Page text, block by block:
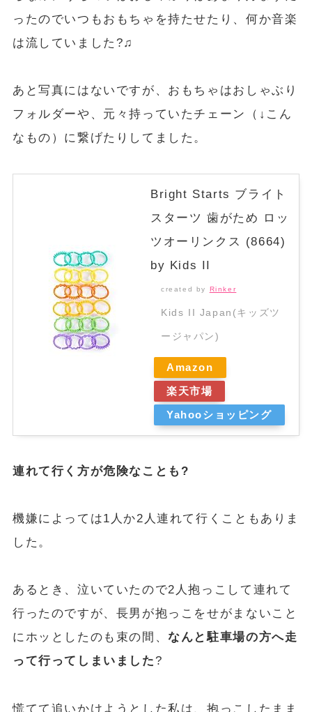
ったのでいつもおもちゃを持たせたり、何か音楽
は流していました?♫
あと写真にはないですが、おもちゃはおしゃぶり
フォルダーや、元々持っていたチェーン（↓こん
なもの）に繋げたりしてました。
Bright Starts ブライト
スターツ 歯がため ロッ
ツオーリンクス (8664)
by Kids II
created by Rinker
Kids II Japan(キッズツ
ージャパン)
Amazon
楽天市場
Yahooショッピング
連れて行く方が危険なことも?
機嫌によっては1人か2人連れて行くこともありま
した。
あるとき、泣いていたので2人抱っこして連れて
行ったのですが、長男が抱っこをせがまないこと
にホッとしたのも束の間、なんと駐車場の方へ走
って行ってしまいました ?
慌てて追いかけようとした私は、抱っこしたまま